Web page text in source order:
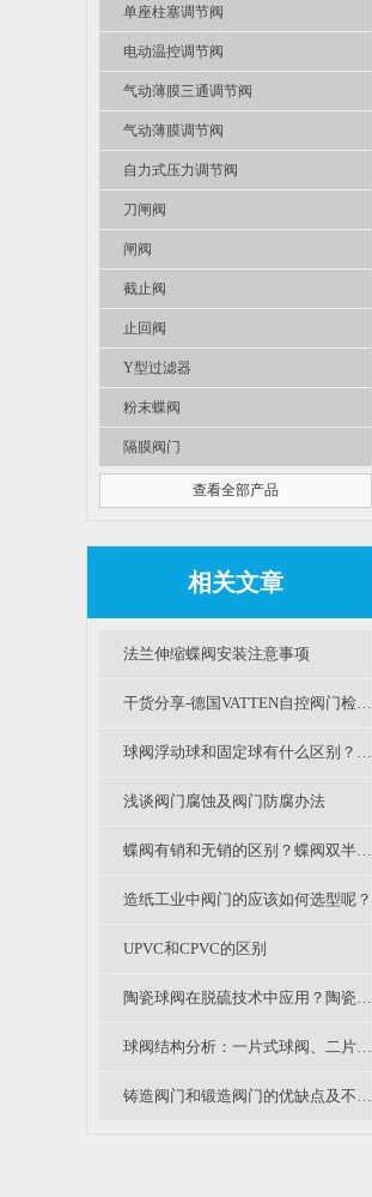
单座柱塞调节阀
电动温控调节阀
气动薄膜三通调节阀
气动薄膜调节阀
自力式压力调节阀
刀闸阀
闸阀
截止阀
止回阀
Y型过滤器
粉末蝶阀
隔膜阀门
查看全部产品
相关文章
法兰伸缩蝶阀安装注意事项
干货分享-德国VATTEN自控阀门检修规程（一）
球阀浮动球和固定球有什么区别？中低压球阀和高压球阀的阀芯有什么不同？
浅谈阀门腐蚀及阀门防腐办法
蝶阀有销和无销的区别？蝶阀双半轴和通轴的区别？
造纸工业中阀门的应该如何选型呢？
UPVC和CPVC的区别
陶瓷球阀在脱硫技术中应用？陶瓷阀优势？陶瓷阀性价比如何？
球阀结构分析：一片式球阀、二片式球阀和三片式球阀的区别
铸造阀门和锻造阀门的优缺点及不同应用